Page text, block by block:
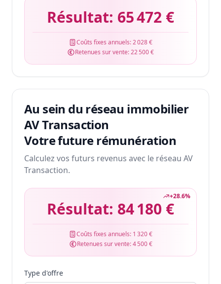
Résultat: 65 472 €
Coûts fixes annuels:2 028 €
Retenues sur vente:22 500 €
Au sein du réseau immobilier
AV Transaction
Votre future rémunération
Calculez vos futurs revenus avec le réseau AV
Transaction.
+28.6%
Résultat: 84 180 €
Coûts fixes annuels: 1 320 €
Retenues sur vente:4 500 €
Type d'offre